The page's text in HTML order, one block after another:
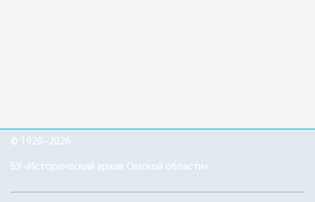
© 1920–2026
БУ «Исторический архив Омской области»